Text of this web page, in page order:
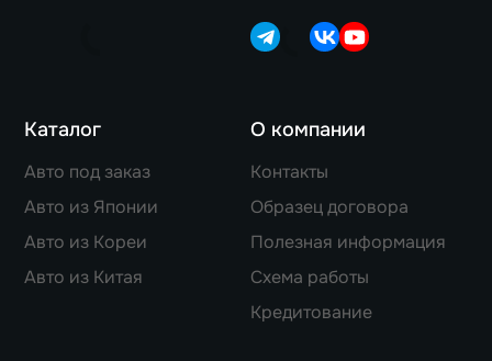
Каталог
Авто под заказ
Авто из Японии
Авто из Кореи
Авто из Китая
О компании
Контакты
Образец договора
Полезная информация
Схема работы
Кредитование